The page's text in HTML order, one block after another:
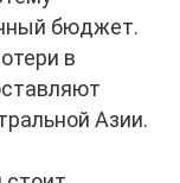
бюджет.
в
Азии.